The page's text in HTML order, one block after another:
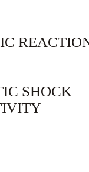
SHOCK